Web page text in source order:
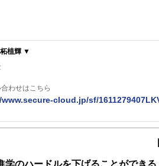
植輝 ▼
わせはこちら
cloud.jp/sf/
ナンシャルプランナー
行政書士・ファイナンシャルプランナーとして
学のハードルを下げることができる